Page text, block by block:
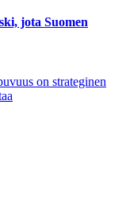
jota Suomen
on strateginen